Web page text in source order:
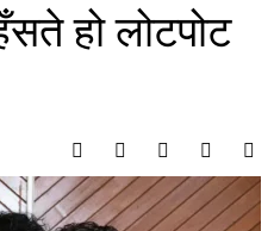
हो लोटपोट